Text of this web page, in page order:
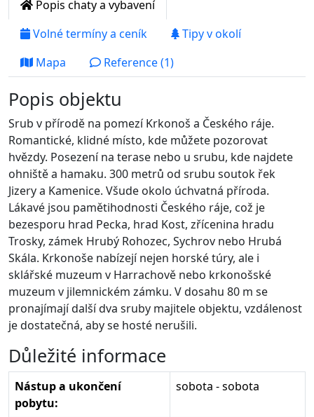
Popis chaty a vybavení
Volné termíny a ceník
Tipy v okolí
Mapa
Reference (1)
Popis objektu
Srub v přírodě na pomezí Krkonoš a Českého ráje.
Romantické, klidné místo, kde můžete pozorovat
hvězdy. Posezení na terase nebo u srubu, kde najdete
ohniště a hamaku. 300 metrů od srubu soutok řek
Jizery a Kamenice. Všude okolo úchvatná příroda.
Lákavé jsou pamětihodnosti Českého ráje, což je
bezesporu hrad Pecka, hrad Kost, zřícenina hradu
Trosky, zámek Hrubý Rohozec, Sychrov nebo Hrubá
Skála. Krkonoše nabízejí nejen horské túry, ale i
sklářské muzeum v Harrachově nebo krkonošské
muzeum v jilemnickém zámku. V dosahu 80 m se
pronajímají další dva sruby majitele objektu, vzdálenost
je dostatečná, aby se hosté nerušili.
Důležité informace
Nástup a ukončení
pobytu:
sobota - sobota